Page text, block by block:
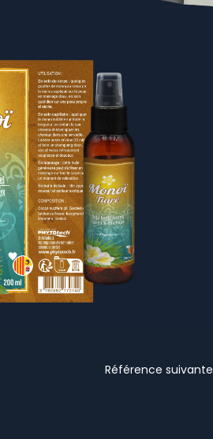
Référence suivante